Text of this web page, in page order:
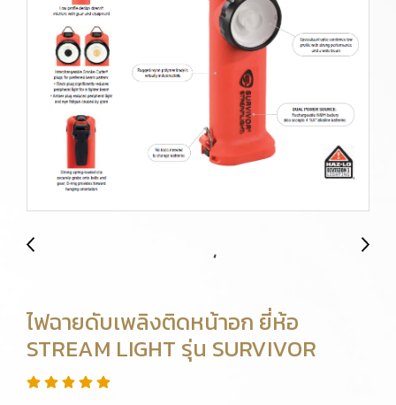
ไฟฉายดับเพลิงติดหน้าอก ยี่ห้อ
STREAM LIGHT รุ่น SURVIVOR